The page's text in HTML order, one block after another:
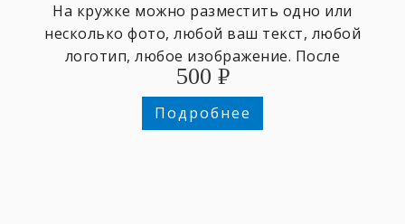
На кружке можно разместить одно или
несколько фото, любой ваш текст, любой
логотип, любое изображение. После
оформления заказа отправьте изображения
на почту info@makurino.ru , укажите в теме
письма номер вашего заказа. После
500 ₽
Подробнее